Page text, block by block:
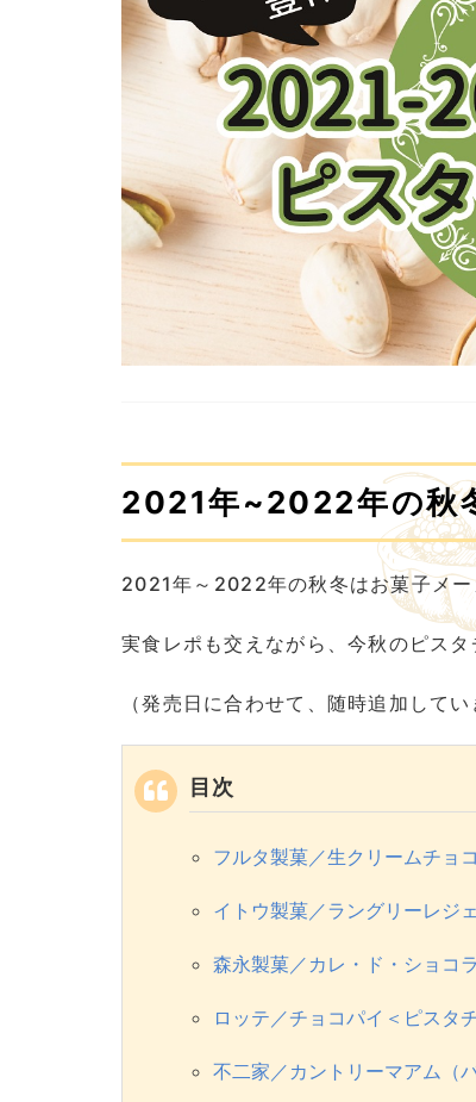
2021年~2022年の秋
2021年～2022年の秋冬はお菓子メー
実食レポも交えながら、今秋のピスタ
（発売日に合わせて、随時追加してい
目次
フルタ製菓／生クリームチョ
イトウ製菓／ラングリーレジ
森永製菓／カレ・ド・ショコ
ロッテ／チョコパイ＜ピスタ
不二家／カントリーマアム（